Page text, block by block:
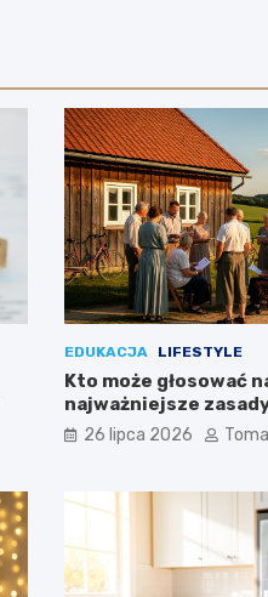
EDUKACJA LIFESTYLE
Kto może głosować
najważniejsze
26 lipca 2026